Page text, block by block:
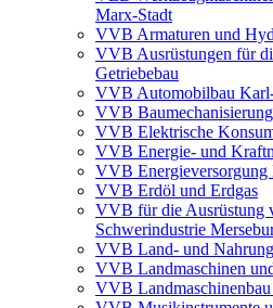
Marx-Stadt
VVB Armaturen und
VVB Ausrüstungen für
Getriebebau
VVB Automobilbau
VVB
VVB Elektrische
VVB Energie- und
VVB Energieversorgung
VVB Erdöl und Erdgas
VVB für die Ausrüstung
Schwerindustrie
VVB Land- und
VVB Landmaschinen
VVB